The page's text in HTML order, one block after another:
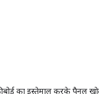
का इस्तेमाल करके पैनल